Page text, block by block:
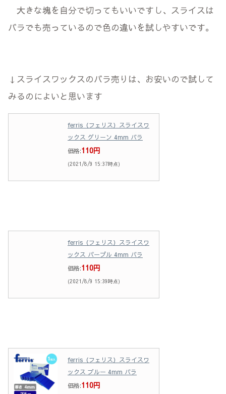
大きな塊を自分で切ってもいいですし、スライスは
バラでも売っているので色の違いを試しやすいです。
↓スライスワックスのバラ売りは、お安いので試して
みるのによいと思います
ferris（フェリス）スライスワ
ックス グリーン 4mm バラ
価格:110円
(2021/8/9 15:37時点)
ferris（フェリス）スライスワ
ックス パープル 4mm バラ
価格:110円
(2021/8/9 15:39時点)
ferris（フェリス）スライスワ
ックス ブルー 4mm バラ
価格:110円